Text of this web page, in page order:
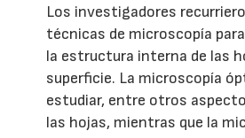
Los investigadores
técnicas de microscopía
la estructura interna de las
superficie. La microscopía
estudiar, entre otros
las hojas, mientras que la